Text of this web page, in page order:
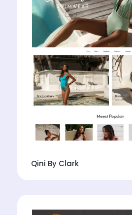
Qini By Clark